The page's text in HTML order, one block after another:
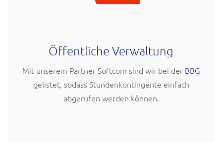
Öffentliche Verwaltung
Mit unserem Partner Softcom sind wir bei der BBG
gelistet, sodass Stundenkontingente einfach
abgerufen werden können.